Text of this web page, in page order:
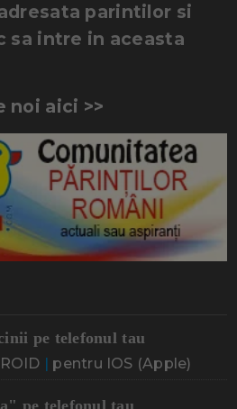
parintilor si
sa intre in aceasta
noi aici >>
pe telefonul tau
| pentru IOS (Apple)
pe telefonul tau